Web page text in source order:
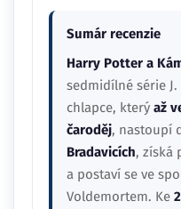
Sumár recenzie
Harry Potter a
sedmidílné série
chlapce, který až
čaroděj, nastoupí
Bradavicích, získá
a postaví se ve
Voldemortem. Ke